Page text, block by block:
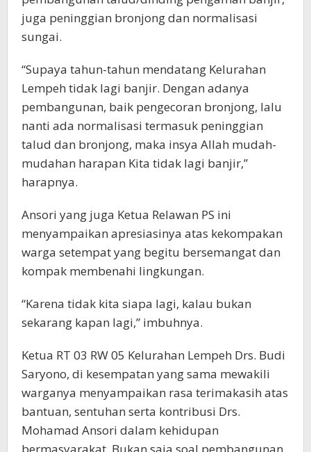
juga peninggian bronjong dan normalisasi
sungai.
“Supaya tahun-tahun mendatang Kelurahan
Lempeh tidak lagi banjir. Dengan adanya
pembangunan, baik pengecoran bronjong, lalu
nanti ada normalisasi termasuk peninggian
talud dan bronjong, maka insya Allah mudah-
mudahan harapan Kita tidak lagi banjir,”
harapnya.
Ansori yang juga Ketua Relawan PS ini
menyampaikan apresiasinya atas kekompakan
warga setempat yang begitu bersemangat dan
kompak membenahi lingkungan.
“Karena tidak kita siapa lagi, kalau bukan
sekarang kapan lagi,” imbuhnya.
Ketua RT 03 RW 05 Kelurahan Lempeh Drs. Budi
Saryono, di kesempatan yang sama mewakili
warganya menyampaikan rasa terimakasih atas
bantuan, sentuhan serta kontribusi Drs.
Mohamad Ansori dalam kehidupan